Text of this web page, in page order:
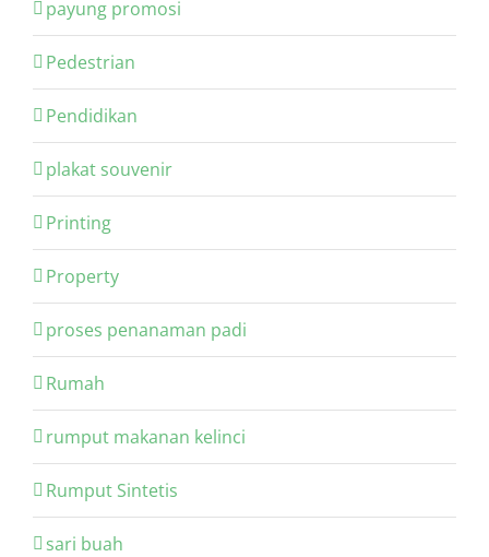
payung promosi
Pedestrian
Pendidikan
plakat souvenir
Printing
Property
proses penanaman padi
Rumah
rumput makanan kelinci
Rumput Sintetis
sari buah